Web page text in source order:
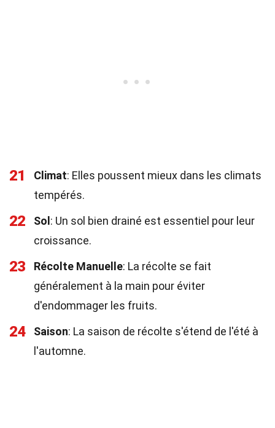
21 Climat: Elles poussent mieux dans les climats
tempérés.
22 Sol : Un sol bien drainé est essentiel pour leur
croissance.
23 Récolte Manuelle: La récolte se fait
généralement à la main pour éviter
d'endommager les fruits.
24 Saison: La saison de récolte s'étend de l'été à
l'automne.